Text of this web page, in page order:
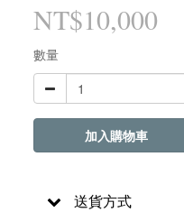
NT$10,000
數量
加入購物車
送貨方式